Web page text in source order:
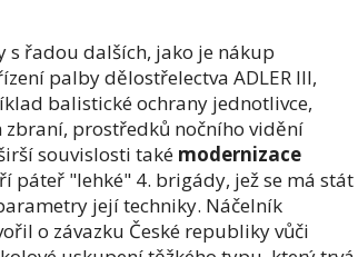
řadou dalších, jako je nákup
palby dělostřelectva ADLER III,
balistické ochrany jednotlivce,
prostředků nočního vidění
souvislosti také modernizace
páteř "lehké" 4. brigády, jež se má stát
její techniky. Náčelník
o závazku České republiky vůči